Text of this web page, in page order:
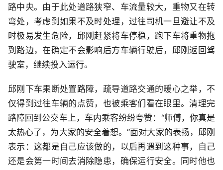
路中央。由于此处道路狭窄、车流量较大，重物又在转
弯处，考虑到如果不及时处理，过往司机一旦避让不及
时极易发生危险，邱刚赶紧将车停稳，跑下车将重物拖
到路边，在确定不会影响后方车辆行驶后，邱刚返回驾
驶室，继续投入运行。
邱刚下车果断处置路障，疏导道路交通的暖心之举，不
仅得到过往车辆的点赞，也被乘客们看在眼里。清理完
路障回到公交车上，车内乘客纷纷夸赞：“师傅，你真是
太热心了，为大家的安全着想。”面对大家的表扬，邱刚
表示：这都是自己应该做的，以后再遇到这种事，自己
还是会第一时间去消除隐患，确保运行安全。同时他也